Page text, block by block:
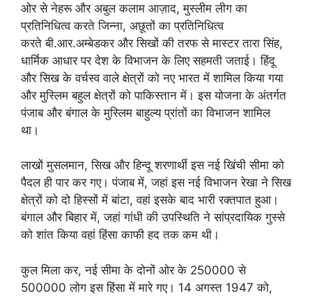
ओर से नेहरू और अबुल कलाम आज़ाद, मुस्लीम लीग का
प्रतिनिधित्व करते जिन्ना, अछूतों का प्रतिनिधित्व
करते बी.आर.अम्बेडकर और सिखों की तरफ से मास्टर तारा सिंह,
धार्मिक आधार पर देश के विभाजन के लिए सहमती जताई। हिंदू
और सिख के वर्चस्व वाले क्षेत्रों को नए भारत में शामिल किया गया
और मुस्लिम बहुल क्षेत्रों को पाकिस्तान में। इस योजना के अंतर्गत
पंजाब और बंगाल के मुस्लिम बाहुल्य प्रांतों का विभाजन शामिल
था।
लाखों मुसलमान, सिख और हिन्दू शरणार्थी इस नई खिंची सीमा को
पैदल ही पार कर गए। पंजाब में, जहां इस नई विभाजन रेखा ने सिख
क्षेत्रों को दो हिस्सों में बांटा, वहां इसके बाद भारी रक्तपात हुआ।
बंगाल और बिहार में, जहां गांधी की उपस्थिति ने सांप्रदायिक गुस्से
को शांत किया वहां हिंसा काफी हद तक कम थी।
कुल मिला कर, नई सीमा के दोनों ओर के 250000 से
500000 लोग इस हिंसा में मारे गए। 14 अगस्त 1947 को,